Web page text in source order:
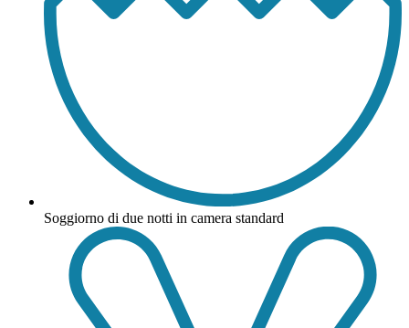
Soggiorno di due notti in camera standard